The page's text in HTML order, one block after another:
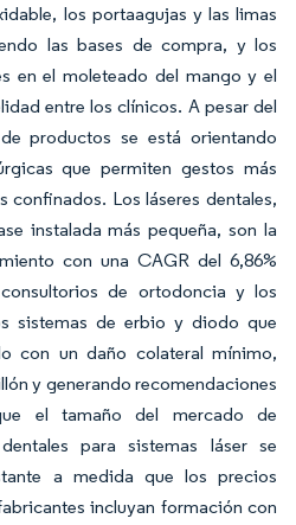
los portaagujas y las limas
las bases de compra, y los
en el moleteado del mango y el
entre los clínicos. A pesar del
productos se está orientando
que permiten gestos más
Los láseres dentales,
instalada más pequeña, son la
con una CAGR del 6,86%
de ortodoncia y los
sistemas de erbio y diodo que
con un daño colateral mínimo,
y generando recomendaciones
el tamaño del mercado de
para sistemas láser se
a medida que los precios
incluyan formación con